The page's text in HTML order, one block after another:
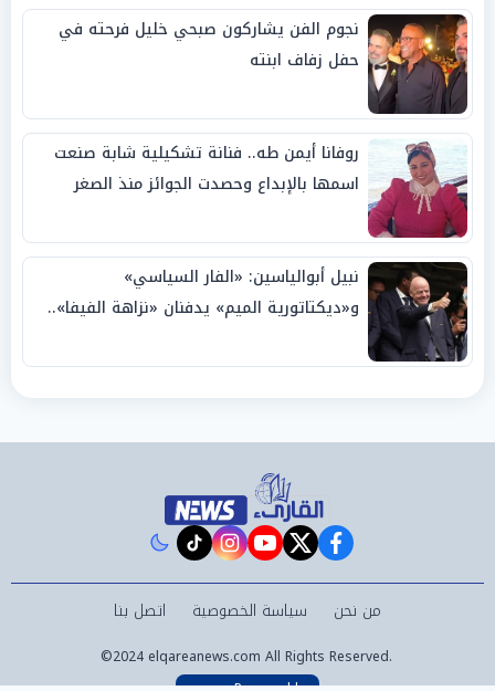
نجوم الفن يشاركون صبحي خليل فرحته في
حفل زفاف ابنته
روفانا أيمن طه.. فنانة تشكيلية شابة صنعت
اسمها بالإبداع وحصدت الجوائز منذ الصغر
نبيل أبوالياسين: «الفار السياسي»
و«ديكتاتورية الميم» يدفنان «نزاهة الفيفا»..
facebook
twitter
youtube
instagram
tiktok
من نحن سياسة الخصوصية اتصل بنا
©2024 elqareanews.com All Rights Reserved.